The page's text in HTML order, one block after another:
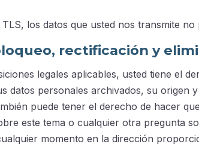
los datos que usted nos transmite
rectificación y
legales aplicables, usted tiene el
datos personales archivados, su origen
puede tener el derecho de hacer
este tema o cualquier otra pregunta
momento en la dirección